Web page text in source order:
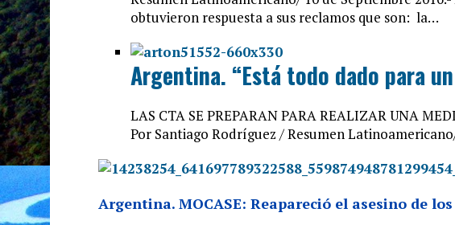
obtuvieron respuesta a sus reclamos que son: la…
Argentina. “Está todo dado para
LAS CTA SE PREPARAN PARA REALIZAR UNA
Por Santiago Rodríguez / Resumen
Argentina. MOCASE: Reapareció el asesino de